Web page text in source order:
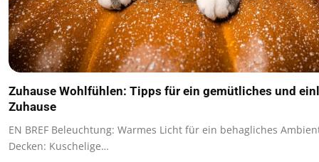
Zuhause Wohlfühlen: Tipps für ein gemütliches und
Zuhause
EN BREF Beleuchtung: Warmes Licht für ein behagliches
Decken: Kuschelige…